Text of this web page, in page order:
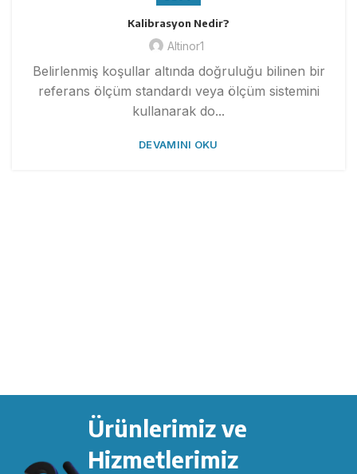
Kalibrasyon Nedir?
Altinor1
Belirlenmiş koşullar altında doğruluğu bilinen bir
referans ölçüm standardı veya ölçüm sistemini
kullanarak do...
DEVAMINI OKU
Ürünlerimiz ve
Hizmetlerimiz